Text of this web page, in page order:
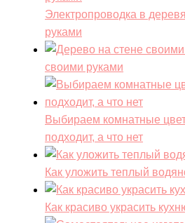
Электропроводка в
руками
своими руками
Выбираем комнатные
подходит, а что нет
Как уложить теплый
Как красиво украсить